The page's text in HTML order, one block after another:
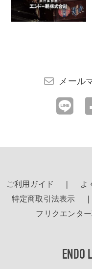
メール
ご利用ガイド よ
特定商取引法表示
フリクエンタ
ENDO